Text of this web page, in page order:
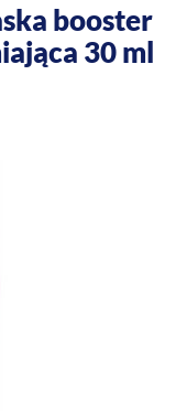
booster
30 ml